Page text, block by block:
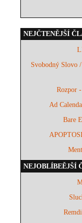
NEJČTENĚJŠÍ
Svobodný Slovo
Rozpor
Ad
Bare
NEJOBLÍBEĚJŠÍ